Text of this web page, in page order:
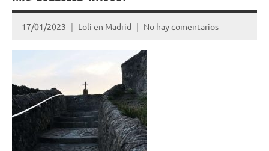
17/01/2023 Loli en Madrid No hay comentarios